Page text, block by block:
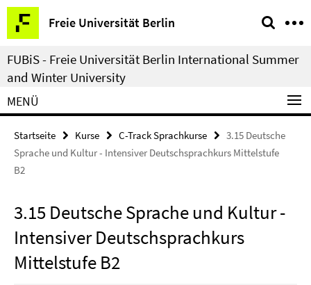
Springe
direkt
zu
Inhalt
Freie Universität Berlin
Service-
Navigation
FUBiS - Freie Universität Berlin International Summer
and Winter University
MENÜ
Startseite Kurse C-Track Sprachkurse
3.15 Deutsche
Sprache und Kultur - Intensiver Deutschsprachkurs Mittelstufe
B2
3.15 Deutsche Sprache und Kultur -
Intensiver Deutschsprachkurs
Mittelstufe B2